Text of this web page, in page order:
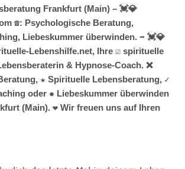
Frankfurt (Main) – 💓️💎
☎️: Psychologische Beratung,
Liebeskummer überwinden. ➡️ 💓️💎
Lebenshilfe.net, Ihre ☑️ spirituelle
& Hypnose-Coach. ❌
★ Spirituelle Lebensberatung, ✓
oder ✹ Liebeskummer überwinden
(Main). ❤ Wir freuen uns auf Ihren